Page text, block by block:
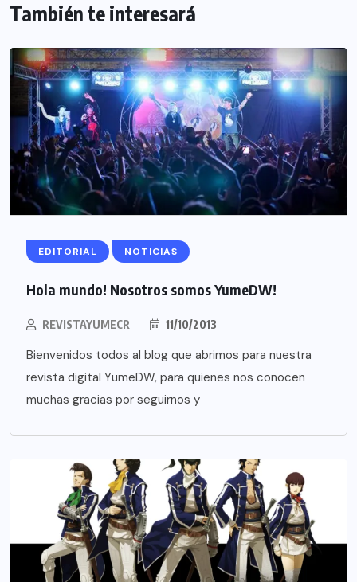
También te interesará
EDITORIAL NOTICIAS
Hola mundo! Nosotros somos YumeDW!
REVISTAYUMECR 11/10/2013
Bienvenidos todos al blog que abrimos para nuestra
revista digital YumeDW, para quienes nos conocen
muchas gracias por seguirnos y